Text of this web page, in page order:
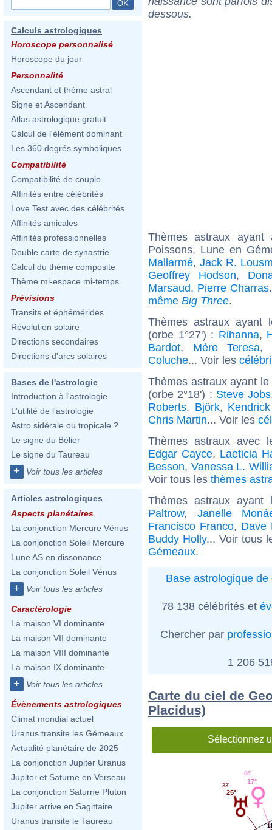
Calculs astrologiques
Horoscope personnalisé
Horoscope du jour
Personnalité
Ascendant et thème astral
Signe et Ascendant
Atlas astrologique gratuit
Calcul de l'élément dominant
Les 360 degrés symboliques
Compatibilité
Compatibilité de couple
Affinités entre célébrités
Love Test avec des célébrités
Affinités amicales
Affinités professionnelles
Double carte de synastrie
Calcul du thème composite
Thème mi-espace mi-temps
Prévisions
Transits et éphémérides
Révolution solaire
Directions secondaires
Directions d'arcs solaires
Bases de l'astrologie
Introduction à l'astrologie
L'utilité de l'astrologie
Astro sidérale ou tropicale ?
Le signe du Bélier
Le signe du Taureau
+ Voir tous les articles
Articles astrologiques
Aspects planétaires
La conjonction Mercure Vénus
La conjonction Soleil Mercure
Lune AS en dissonance
La conjonction Soleil Vénus
+ Voir tous les articles
Caractérologie
La maison VI dominante
La maison VII dominante
La maison VIII dominante
La maison IX dominante
+ Voir tous les articles
Évènements astrologiques
Climat mondial actuel
Uranus transite les Gémeaux
Actualité planétaire de 2025
La conjonction Jupiter Uranus
Jupiter et Saturne en Verseau
La conjonction Saturne Pluton
Jupiter arrive en Sagittaire
Uranus transite le Taureau
dessous.
Thèmes astraux
Poissons, Lune en
Mallarmé,Jack R.
Geoffrey Hodson,
Marsaud, Pierre Charras
même Big Three.
Thèmes astraux ayant
(orbe 1°27') : Rihanna,
Bardot, Mère Teresa,
Coluche... Voir les
Thèmes astraux ayant
(orbe 2°18') : Steve Jobs
Roberts, Björk,
Chris Martin... Voir les
Thèmes astraux avec
Edgar Cayce, Laeticia
Besson, Vanessa L.
Voir tous les thèmes
Thèmes astraux
Paltrow, Janelle
Francisco Franco, Dave
Buddy Holly... Voir tous
Gémeaux.
Base astrologique de
78 138 célébrités et
Chercher par
1 206
Carte du ciel de
Placidus)
Sélectionnez
17°
06'
25°
33'